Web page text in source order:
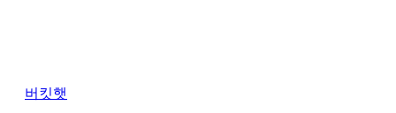
버킷햇